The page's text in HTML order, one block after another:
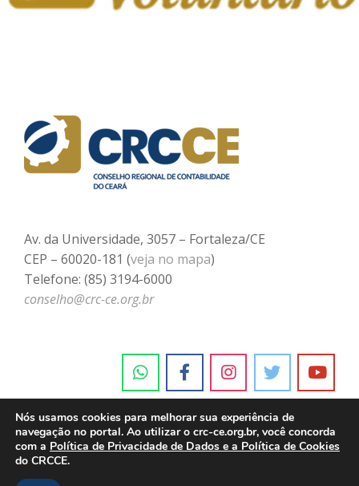
Av. da Universidade, 3057 – Fortaleza/CE
CEP – 60020-181 (veja no mapa)
Telefone: (85) 3194-6000
conselho@crc-ce.org.br
Nós usamos cookies para melhorar sua experiência de
navegação no portal. Ao utilizar o crc-ce.org.br, você concorda
com a Política de Privacidade de Dados e a Política de Cookies
do CRCCE.